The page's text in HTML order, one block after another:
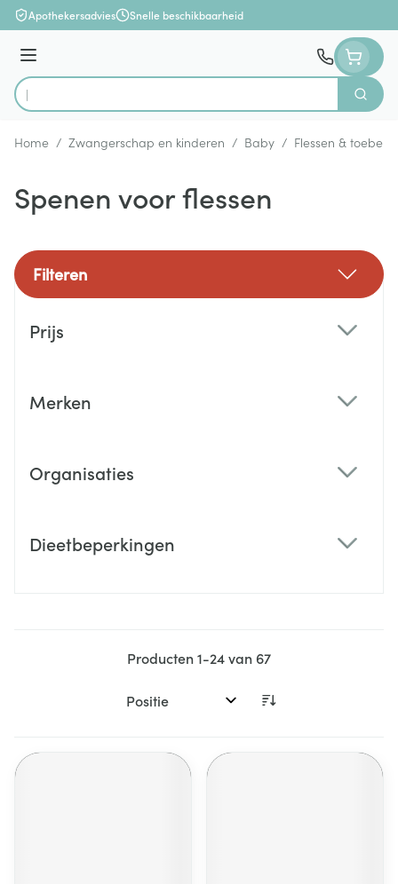
Ga naar de inhoud
Apothekersadvies Snelle beschikbaarheid
Menu
Product, merk, categorie...
Zoek
Home / Zwangerschap en kinderen / Baby / Flessen &
Spenen voor flessen
Filteren
Prijs
Merken
Organisaties
Dieetbeperkingen
Producten1-24van 67
Sorteer op: